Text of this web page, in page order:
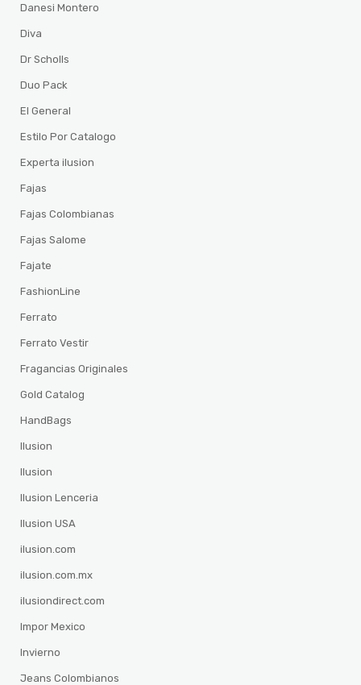
Danesi Montero
Diva
Dr Scholls
Duo Pack
El General
Estilo Por Catalogo
Experta ilusion
Fajas
Fajas Colombianas
Fajas Salome
Fajate
FashionLine
Ferrato
Ferrato Vestir
Fragancias Originales
Gold Catalog
HandBags
Ilusion
Ilusion
Ilusion Lenceria
Ilusion USA
ilusion.com
ilusion.com.mx
ilusiondirect.com
Impor Mexico
Invierno
Jeans Colombianos